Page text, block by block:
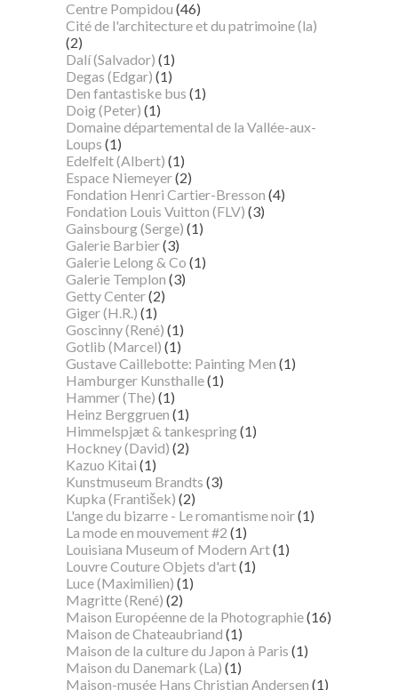
Centre Pompidou (46)
Cité de l'architecture et du patrimoine (la)
(2)
Dalí (Salvador) (1)
Degas (Edgar) (1)
Den fantastiske bus (1)
Doig (Peter) (1)
Domaine départemental de la Vallée-aux-
Loups (1)
Edelfelt (Albert) (1)
Espace Niemeyer(2)
Fondation Henri Cartier-Bresson (4)
Fondation Louis Vuitton (FLV) (3)
Gainsbourg (Serge) (1)
Galerie Barbier(3)
Galerie Lelong & Co (1)
Galerie Templon (3)
Getty Center(2)
Giger (H.R.) (1)
Goscinny (René) (1)
Gotlib (Marcel) (1)
Gustave Caillebotte: Painting Men (1)
Hamburger Kunsthalle(1)
Hammer (The) (1)
Heinz Berggruen (1)
Himmelspjæt & tankespring(1)
Hockney (David) (2)
Kazuo Kitai (1)
Kunstmuseum Brandts (3)
Kupka (František) (2)
L'ange du bizarre - Le romantisme noir(1)
La mode en mouvement #2 (1)
Louisiana Museum of Modern Art(1)
Louvre Couture Objets d'art(1)
Luce (Maximilien) (1)
Magritte (René) (2)
Maison Européenne de la Photographie(16)
Maison de Chateaubriand (1)
Maison de la culture du Japon à Paris (1)
Maison du Danemark (La) (1)
Maison-musée Hans Christian Andersen (1)